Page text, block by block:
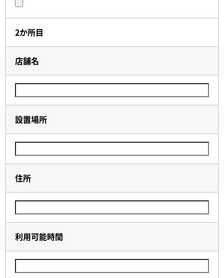
2か所目
店舗名
設置場所
住所
利用可能時間